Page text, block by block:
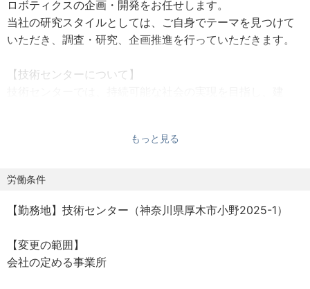
ロボティクスの企画・開発をお任せします。
当社の研究スタイルとしては、ご自身でテーマを見つけて
いただき、調査・研究、企画推進を行っていただきます。
【技術センターについて】
での研究開発・技術開発に取り組んでいます。
▼技術開発例：
・生産工場内での熱中症対策として「大空間における部分
・オフィスビル等の「BEI削減の電気室排熱システム」
・土木現場の「「重機搭載レーザー計測・監督検査の効率
もっと見る
労働条件
【勤務地】技術センター（神奈川県厚木市小野2025-1）
【変更の範囲】
会社の定める事業所